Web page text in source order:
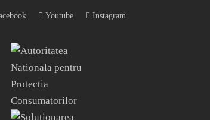
Youtube Instagram